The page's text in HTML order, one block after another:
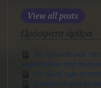
View all posts
Πρόσφατα άρθρα
Το ναρκοθετικό
ελικοπτέρου από
Το τέλος των
Η επεισοδιακή 9η